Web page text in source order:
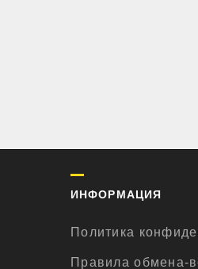
ИНФОРМАЦИЯ
Политика
Правила обмена-